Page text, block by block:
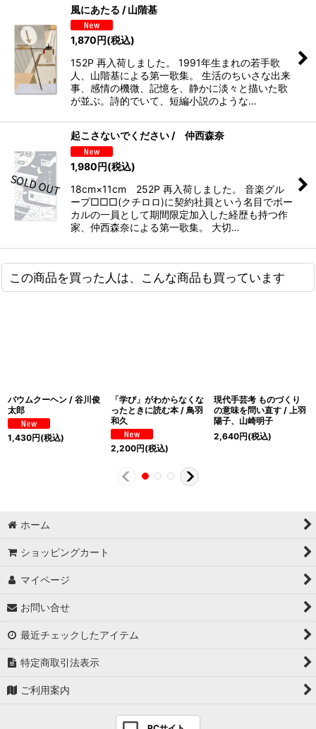
風にあたる / 山階基
1,870円(税込)
152P 再入荷しました。 1991年生まれの若手歌
人、山階基による第一歌集。 生活のちいさな出来
事、感情の機微、記憶を、静かに淡々と描いた歌
が並ぶ。詩的でいて、短編小説のような…
起こさないでください / 仲西森奈
1,980円(税込)
18cm×11cm 252P 再入荷しました。 音楽グル
ープ□□□(クチロロ)に契約社員という名目でボー
カルの一員として期間限定加入した経歴も持つ作
家、仲西森奈による第一歌集。 大切…
この商品を買った人は、こんな商品も買っています
バウムクーヘン / 谷川俊
太郎
1,430円(税込)
「学び」がわからなくな
ったときに読む本 / 鳥羽
和久
2,200円(税込)
現代手芸考 ものづくり
の意味を問い直す / 上羽
陽子、山崎明子
2,640円(税込)
ホーム
ショッピングカート
マイページ
お問い合せ
最近チェックしたアイテム
特定商取引法表示
ご利用案内